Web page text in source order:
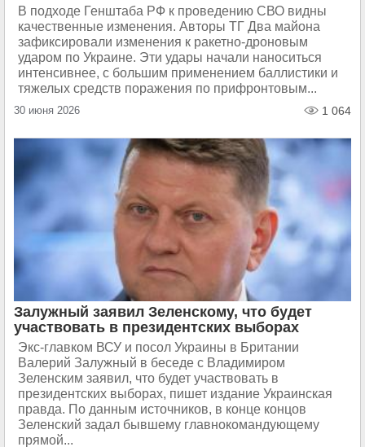
В подходе Генштаба РФ к проведению СВО видны
качественные изменения. Авторы ТГ Два майона
зафиксировали изменения к ракетно-дроновым
ударом по Украине. Эти удары начали наноситься
интенсивнее, с большим применением баллистики и
тяжелых средств поражения по прифронтовым...
30 июня 2026 1 064
Залужный заявил Зеленскому, что будет
участвовать в президентских выборах
Экс-главком ВСУ и посол Украины в Британии
Валерий Залужный в беседе с Владимиром
Зеленским заявил, что будет участвовать в
президентских выборах, пишет издание Украинская
правда. По данным источников, в конце концов
Зеленский задал бывшему главнокомандующему
прямой...